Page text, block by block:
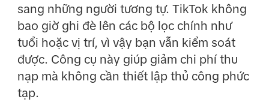
sang những người tương tự. TikTok không
bao giờ ghi đè lên các bộ lọc chính như
tuổi hoặc vị trí, vì vậy bạn vẫn kiểm soát
được. Công cụ này giúp giảm chi phí thu
nạp mà không cần thiết lập thủ công phức
tạp.